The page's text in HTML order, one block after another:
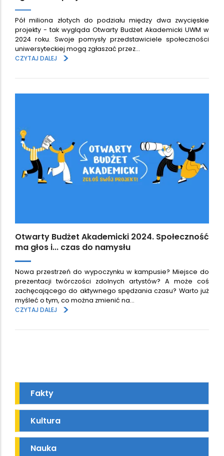
Pół miliona złotych do podziału między dwa zwycięskie
projekty - tak wygląda Otwarty Budżet Akademicki UWM w
2024 roku. Swoje pomysły przedstawiciele społeczności
uniwersyteckiej mogą zgłaszać przez…
CZYTAJ DALEJ
>
Otwarty Budżet Akademicki 2024. Społeczność
ma głos i... czas do namysłu
Nowa przestrzeń do wypoczynku w kampusie? Miejsce do
prezentacji twórczości zdolnych artystów? A może coś
zachęcającego do aktywnego spędzania czasu? Warto już
myśleć o tym, co można zmienić na…
CZYTAJ DALEJ
>
Fakty
Kultura
Nauka